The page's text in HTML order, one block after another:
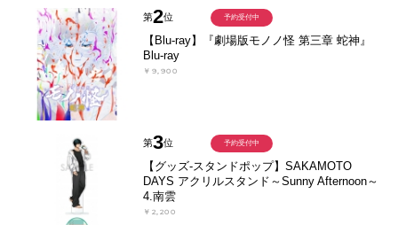
第2位
【Blu-ray】『劇場版モノノ怪 第三章 蛇神』
Blu-ray
￥9,900
予約受付中
第3位
【グッズ-スタンドポップ】SAKAMOTO
DAYS アクリルスタンド～Sunny Afternoon～
4.南雲
￥2,200
予約受付中